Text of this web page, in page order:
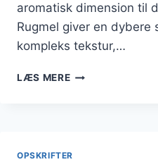
aromatisk dimension til
Rugmel giver en dybere
kompleks tekstur,…
LÆS MEREPORRETÆRTE
OPSKRIFTER